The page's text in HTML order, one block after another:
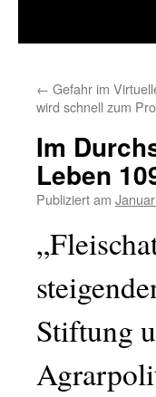
← Gefahr im
wird schnell zum
Im
Leben
Publiziert am
Stiftung